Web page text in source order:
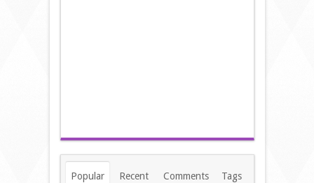
Popular Recent Comments Tags